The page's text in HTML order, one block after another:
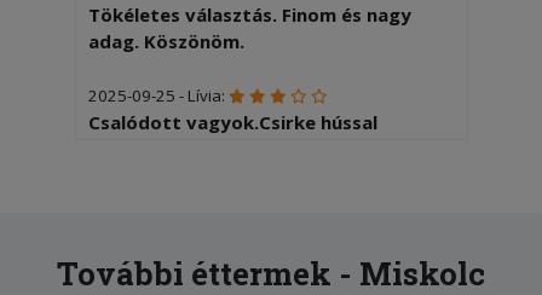
Tökéletes választás. Finom és nagy
adag. Köszönöm.
2025-09-25 - Lívia:
Csalódott vagyok.Csirke hússal
További éttermek - Miskolc